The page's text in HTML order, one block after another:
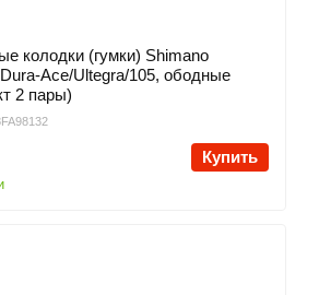
колодки (гумки) Shimano
Ace/Ultegra/105, ободные
2 пары)
Купить